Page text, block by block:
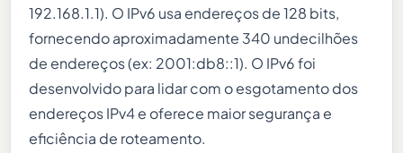
192.168.1.1). O IPv6 usa endereços de 128 bits,
fornecendo aproximadamente 340 undecilhões
de endereços (ex: 2001:db8::1). O IPv6 foi
desenvolvido para lidar com o esgotamento dos
endereços IPv4 e oferece maior segurança e
eficiência de roteamento.